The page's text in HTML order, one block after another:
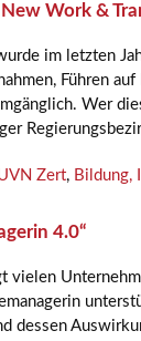
Work &
im letzten
Führen
Wer
Zert, Bildung,
4.0“
vielen
dessen